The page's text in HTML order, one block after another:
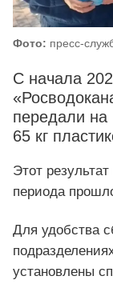
Фото: пресс-
С начала
передали на
65 кг
Этот
периода
Для удобства
установлены